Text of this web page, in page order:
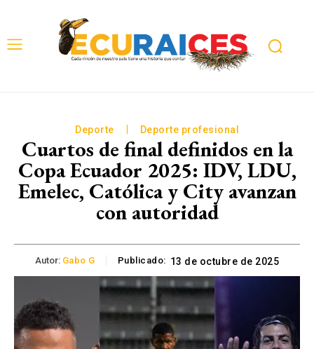
Deporte Deporte profesional
Cuartos de final definidos en la
Copa Ecuador 2025: IDV, LDU,
Emelec, Católica y City avanzan
con autoridad
Autor: Gabo G Publicado: 13 de octubre de 2025